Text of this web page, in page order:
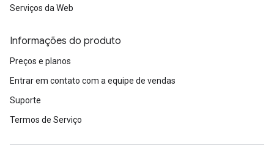
Serviços da Web
Informações do produto
Preços e planos
Entrar em contato com a equipe de vendas
Suporte
Termos de Serviço